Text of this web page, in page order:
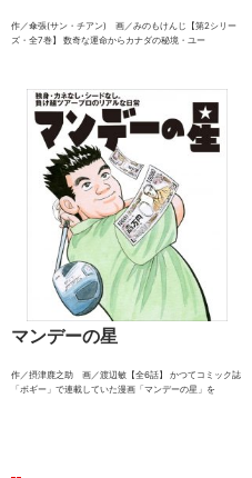
作／傘張(サン・チアン) 画／みのもけんじ【第2シリー
ズ・全7巻】 数奇な運命からカナダの秘境・ユー
マンデーの星
作／摂津鹿之助 画／渡辺敏【全6話】 かつてコミック誌
「ボギー」で連載していた漫画「マンデーの星」を